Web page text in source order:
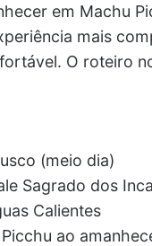
em Machu
mais
O roteiro
(meio dia)
Sagrado dos
Calientes
ao